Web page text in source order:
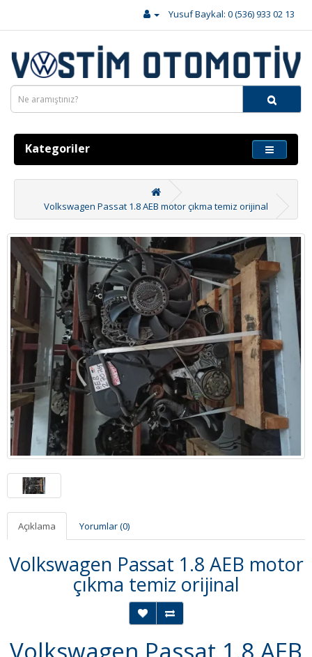
Yusuf Baykal: 0 (536) 933 02 13
Kategoriler
Volkswagen Passat 1.8 AEB motor çıkma temiz orijinal
Açıklama Yorumlar (0)
Volkswagen Passat 1.8 AEB motor
çıkma temiz orijinal